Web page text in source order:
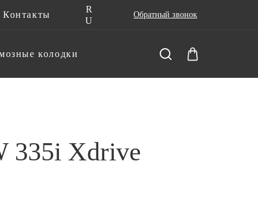
Контакты
R
U
Обратный звонок
колодки
335i Xdrive